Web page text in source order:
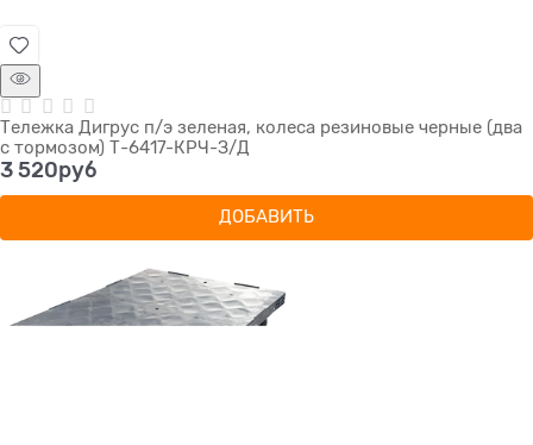
Тележка Дигрус п/э зеленая, колеса резиновые черные (два
с тормозом) Т-6417-КРЧ-З/Д
3 520руб
ДОБАВИТЬ